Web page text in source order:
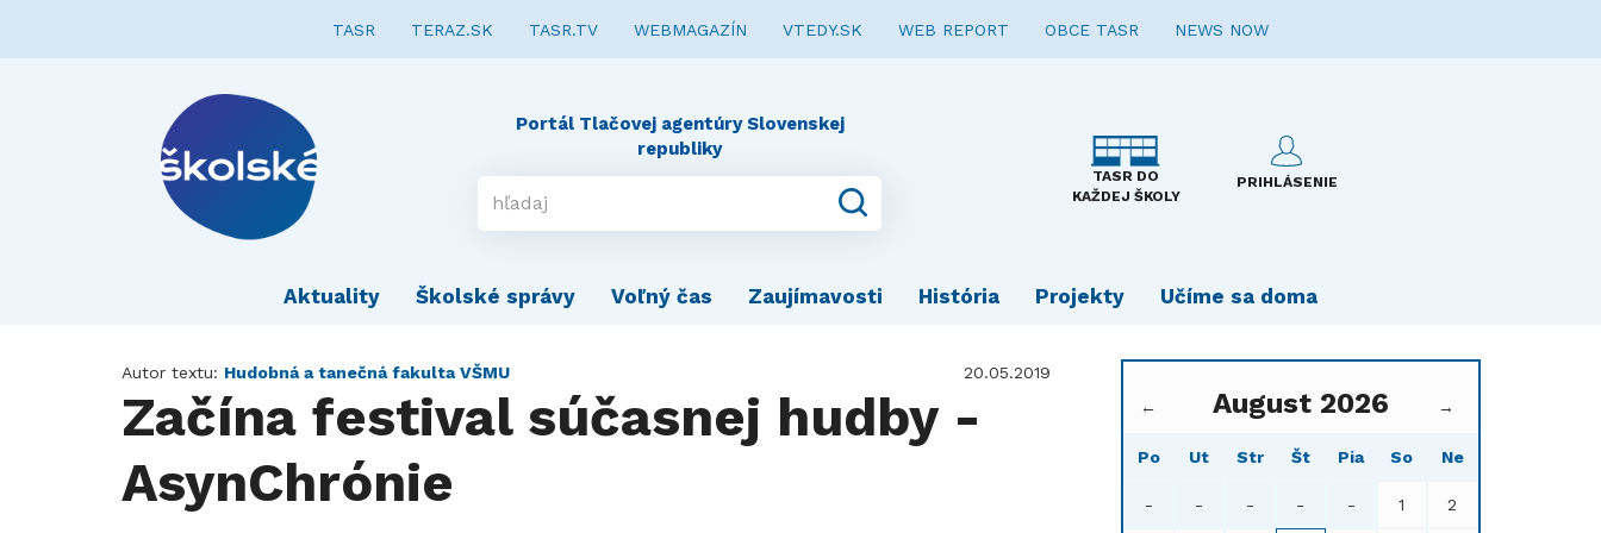
TASR TERAZ.SK TASR.TV WEBMAGAZÍN VTEDY.SK WEB REPORT OBCE TASR NEWS NOW
Portál Tlačovej agentúry Slovenskej
republiky
TASR DO
KAŽDEJ ŠKOLY
PRIHLÁSENIE
Aktuality Školské správy Voľný čas Zaujímavosti História Projekty Učíme sa doma
Autor textu: Hudobná a tanečná fakulta VŠMU 20.05.2019
Začína festival súčasnej hudby -
AsynChrónie
← August 2026 →
Po Ut Str Št Pia So Ne
- - - - - 1 2